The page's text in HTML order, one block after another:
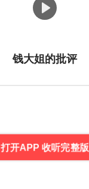
钱大姐的批评
打开APP 收听完整版